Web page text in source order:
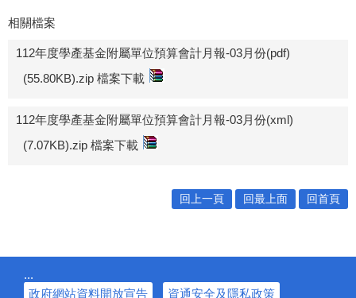
相關檔案
112年度學產基金附屬單位預算會計月報-03月份(pdf)
(55.80KB).zip 檔案下載
112年度學產基金附屬單位預算會計月報-03月份(xml)
(7.07KB).zip 檔案下載
回上一頁 回最上面 回首頁
:::
政府網站資料開放宣告
資通安全及隱私政策